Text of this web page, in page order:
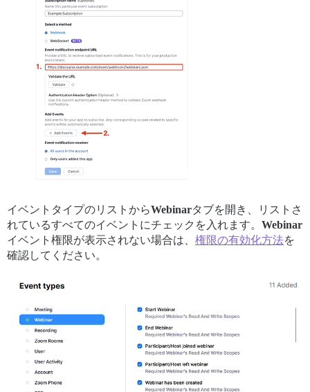
イベントタイプのリストからWebinarタブを開き、リストさ
れているすべてのイベントにチェックを入れます。 Webinar
イベント権限が表示されない場合は、 権限の有効化方法を
確認してください。